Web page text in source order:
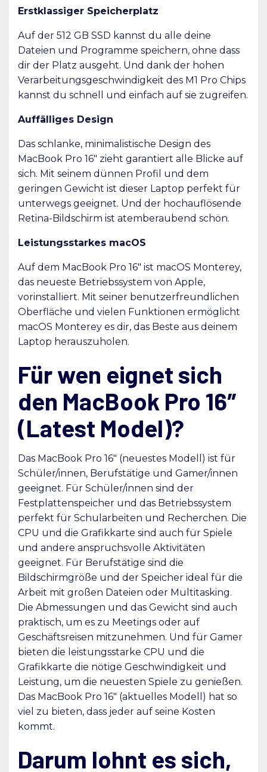
Erstklassiger Speicherplatz
Auf der 512 GB SSD kannst du alle deine
Dateien und Programme speichern, ohne dass
dir der Platz ausgeht. Und dank der hohen
Verarbeitungsgeschwindigkeit des M1 Pro Chips
kannst du schnell und einfach auf sie zugreifen.
Auffälliges Design
Das schlanke, minimalistische Design des
MacBook Pro 16″ zieht garantiert alle Blicke auf
sich. Mit seinem dünnen Profil und dem
geringen Gewicht ist dieser Laptop perfekt für
unterwegs geeignet. Und der hochauflösende
Retina-Bildschirm ist atemberaubend schön.
Leistungsstarkes macOS
Auf dem MacBook Pro 16″ ist macOS Monterey,
das neueste Betriebssystem von Apple,
vorinstalliert. Mit seiner benutzerfreundlichen
Oberfläche und vielen Funktionen ermöglicht
macOS Monterey es dir, das Beste aus deinem
Laptop herauszuholen.
Für wen eignet sich
den MacBook Pro 16″
(Latest Model)?
Das MacBook Pro 16″ (neuestes Modell) ist für
Schüler/innen, Berufstätige und Gamer/innen
geeignet. Für Schüler/innen sind der
Festplattenspeicher und das Betriebssystem
perfekt für Schularbeiten und Recherchen. Die
CPU und die Grafikkarte sind auch für Spiele
und andere anspruchsvolle Aktivitäten
geeignet. Für Berufstätige sind die
Bildschirmgröße und der Speicher ideal für die
Arbeit mit großen Dateien oder Multitasking.
Die Abmessungen und das Gewicht sind auch
praktisch, um es zu Meetings oder auf
Geschäftsreisen mitzunehmen. Und für Gamer
bieten die leistungsstarke CPU und die
Grafikkarte die nötige Geschwindigkeit und
Leistung, um die neuesten Spiele zu genießen.
Das MacBook Pro 16″ (aktuelles Modell) hat so
viel zu bieten, dass jeder auf seine Kosten
kommt.
Darum lohnt es sich,